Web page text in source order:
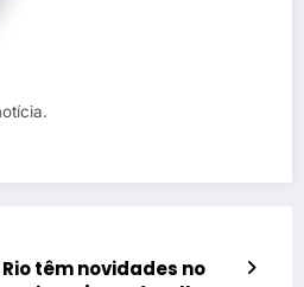
têm novidades no